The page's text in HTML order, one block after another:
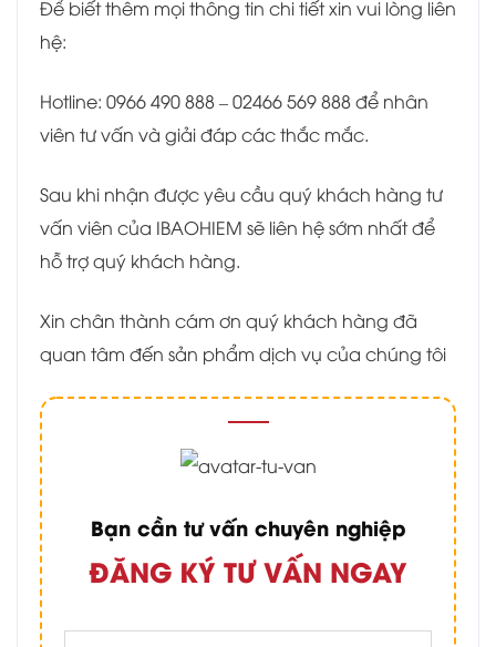
Để biết thêm mọi thông tin chi tiết xin vui lòng liên
hệ:
Hotline: 0966 490 888 – 02466 569 888 để nhân
viên tư vấn và giải đáp các thắc mắc.
Sau khi nhận được yêu cầu quý khách hàng tư
vấn viên của IBAOHIEM sẽ liên hệ sớm nhất để
hỗ trợ quý khách hàng.
Xin chân thành cám ơn quý khách hàng đã
quan tâm đến sản phẩm dịch vụ của chúng tôi
Bạn cần tư vấn chuyên nghiệp
ĐĂNG KÝ TƯ VẤN NGAY